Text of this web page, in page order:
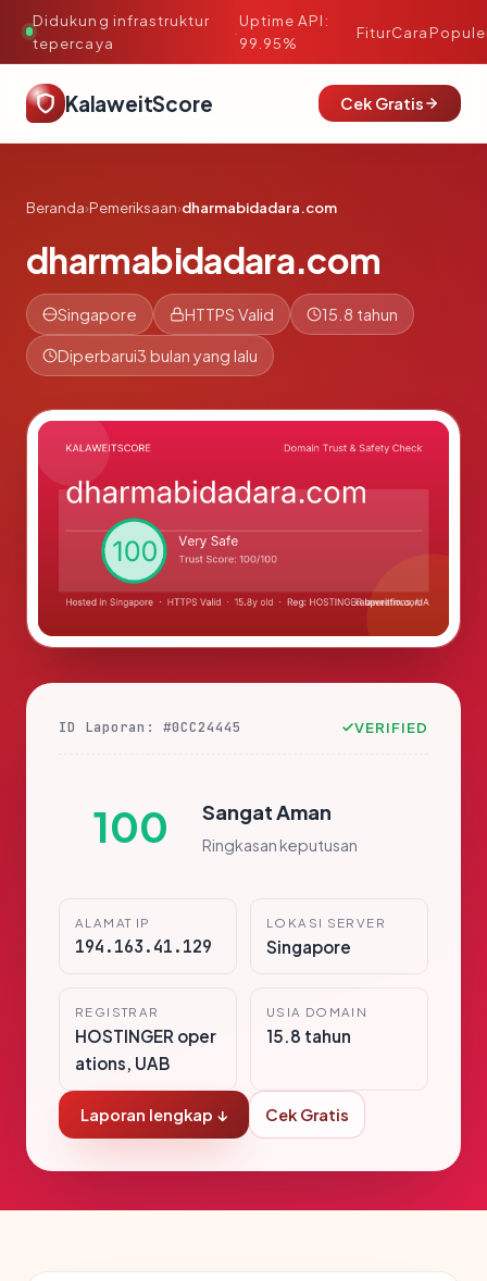
Didukung infrastruktur
tepercaya
·
Uptime API:
99.95%
FiturCara
KalaweitScore Cek Gratis
Beranda›Pemeriksaan›dharmabidadara.com
dharmabidadara.com
Singapore HTTPS Valid 15.8 tahun
Diperbarui3 bulan yang lalu
ID Laporan: #0CC24445 VERIFIED
100 Sangat Aman
Ringkasan keputusan
ALAMAT IP
194.163.41.129
LOKASI SERVER
Singapore
REGISTRAR
HOSTINGER oper
ations, UAB
USIA DOMAIN
15.8 tahun
Laporan lengkap ↓ Cek Gratis